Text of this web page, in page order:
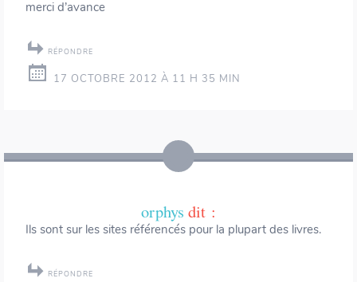
merci d’avance
RÉPONDRE
17 OCTOBRE 2012 À 11 H 35 MIN
orphys dit :
Ils sont sur les sites référencés pour la plupart des livres.
RÉPONDRE